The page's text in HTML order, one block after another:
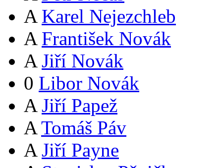
A Karel Nejezchleb
A František Novák
A Jiří Novák
0 Libor Novák
A Jiří Papež
A Tomáš Páv
A Jiří Payne